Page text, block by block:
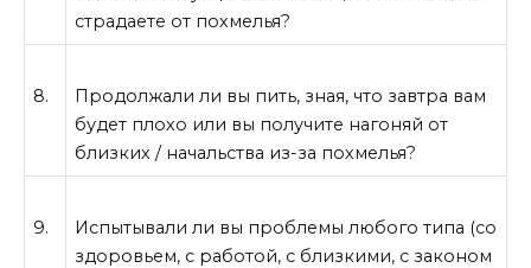
страдаете от похмелья?
8.
Продолжали ли вы пить, зная, что завтра вам
будет плохо или вы получите нагоняй от
близких / начальства из-за похмелья?
9.
Испытывали ли вы проблемы любого типа (со
здоровьем, с работой, с близкими, с законом